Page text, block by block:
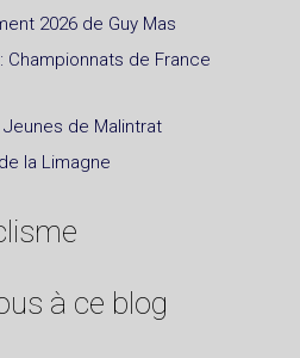
2026 de Guy Mas
Championnats de France
de Malintrat
la Limagne
à ce blog